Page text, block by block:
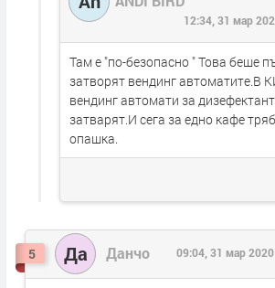
12:34, 31 мар
Там е "по-безопасно " Това беше
затворят вендинг автоматите.В
вендинг автомати за
затварят.И сега за едно кафе
опашка.
5 Да Данчо 09:04, 31 мар 2020